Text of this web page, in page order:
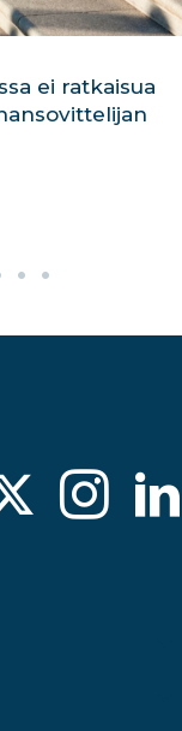
ei ratkaisua